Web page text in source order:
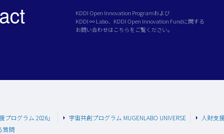
KDDI Open Innovation Programおよび
KDDI ∞ Labo、KDDI Open Innovation Fundに関する
お問い合わせはこちらをご覧ください。
プログラム 2026」 宇宙共創プログラム MUGENLABO UNIVERSE
人財支
質問